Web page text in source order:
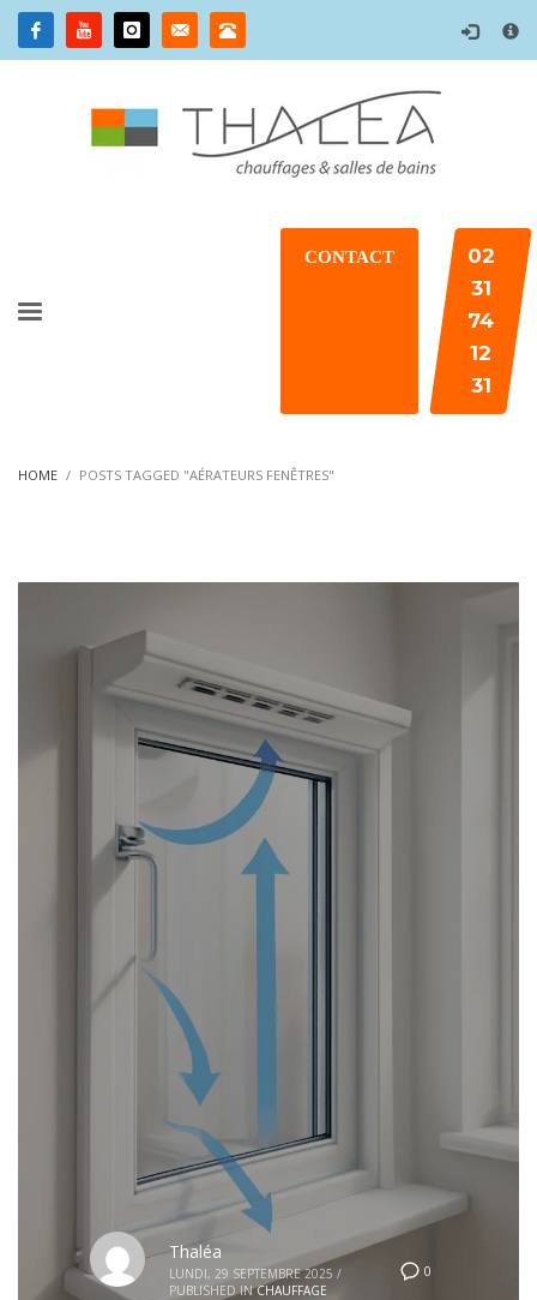
×
CONTACT
02
31
74
12
31
HOME POSTS TAGGED "AÉRATEURS FENÊTRES"
0
Thaléa
LUNDI, 29 SEPTEMBRE 2025 /
PUBLISHED IN CHAUFFAGE